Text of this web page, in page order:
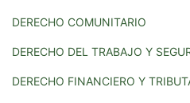
DERECHO COMUNITARIO
DERECHO DEL TRABAJO Y
DERECHO FINANCIERO Y